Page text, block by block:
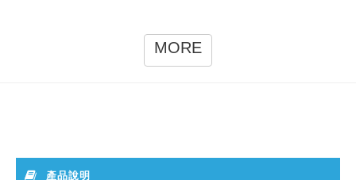
MORE
產品說明